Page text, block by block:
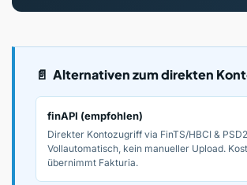
📄 Alternativen zum direkten
finAPI (empfohlen)
Direkter Kontozugriff via FinTS/HBCI &
Vollautomatisch, kein manueller Upload.
übernimmt Fakturia.